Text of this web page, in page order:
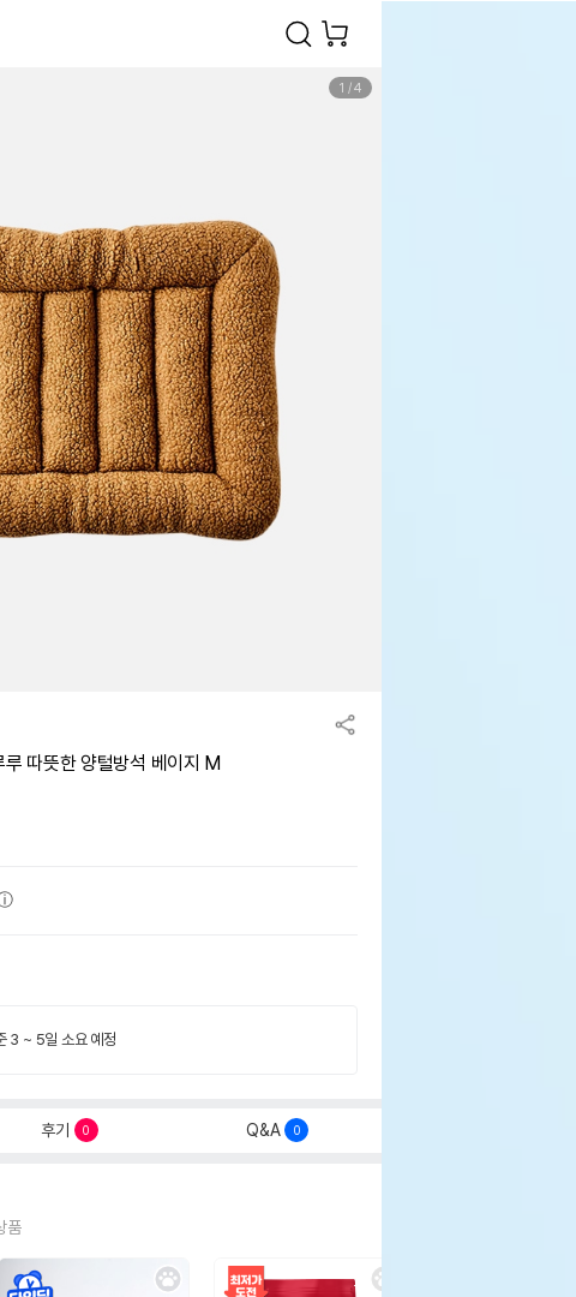
1 /4
따뜻한 양털방석 베이지 M
3 ~ 5일 소요 예정
후기 0 Q&A 0
품